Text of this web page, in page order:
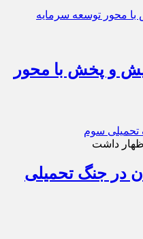
و پخش با محور
داشت
در جنگ تحمیلی